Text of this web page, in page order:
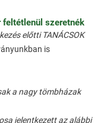
feltétlenül szeretnék
előtti TANÁCSOK
is
a nagy tömbházak
jelentkezett az alábbi